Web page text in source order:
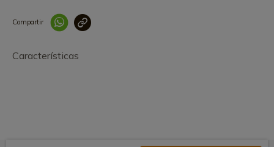
Compartir
Características